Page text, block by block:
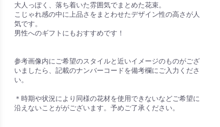
大人っぽく、落ち着いた雰囲気でまとめた花束。
こじゃれ感の中に上品さをまとわせたデザイン性の高さが人
気です。
男性へのギフトにもおすすめです！
参考画像内にご希望のスタイルと近いイメージのものがござ
いましたら、記載のナンバーコードを備考欄にご入力くださ
い。
＊時期や状況により同様の花材を使用できないなどご希望に
沿えないことががございます。予めご了承ください。